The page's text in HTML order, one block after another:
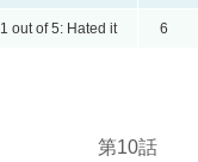
1 out of 5: Hated it 6
第10話